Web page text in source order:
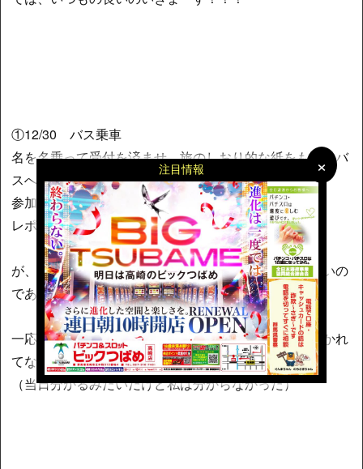
×
×
注目情報
①12/30 バス乗車
名を名乗って受付を済ませ、旅のしおり的な紙をもらいバ
スへ。
参加予定者一覧が載っていたり、
レポートの書き方などが書かれている。。。
が、私が期待していたタイムスケジュールはそこに無いの
であった＞＜
一応うちいくの予定表？みたいのはあるけど時間は書かれ
てない。
（当日分かるみたいだけど私は分からなかった）